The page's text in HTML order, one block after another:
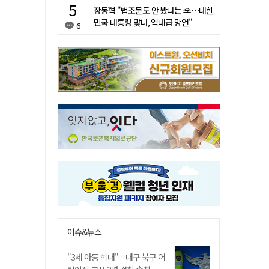
6
장동혁 "법조문도 안 봤다는 李…대한
민국 대통령 맞나, 역대급 망언"
이슈&뉴스
"3세 아동 학대"…대구 북구 어